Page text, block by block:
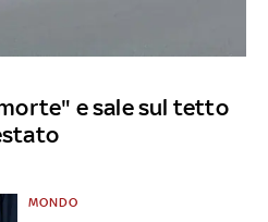
e sale sul tetto
MONDO